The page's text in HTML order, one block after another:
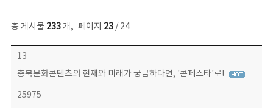
총 게시물 233개, 페이지 23/ 24
보도자료 목록 - 번호, 제목, 작성자, 파일, 조회수, 작성일 정보 제공
13
충북문화콘텐츠의 현재와 미래가 궁금하다면, '콘페스타'로!
25975